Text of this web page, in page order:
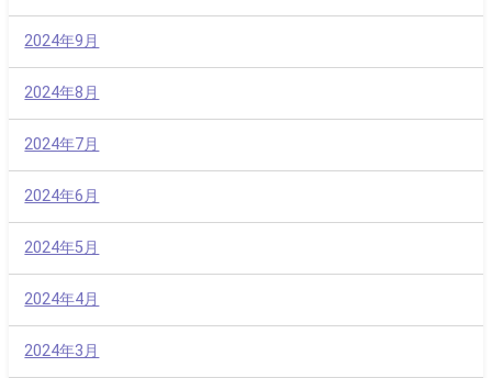
2024年9月
2024年8月
2024年7月
2024年6月
2024年5月
2024年4月
2024年3月